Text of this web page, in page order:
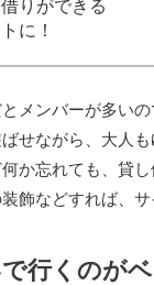
りができる
に！
メンバーが多い
せながら、大人も
か忘れても、貸
飾などすれば、
行くのが